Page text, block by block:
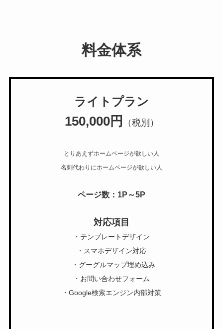
料金体系
ライトプラン
150,000円 （税別）
とりあえずホームページが欲しい人
名刺代わりにホームページが欲しい人
ページ数：1P～5P
対応項目
・テンプレートデザイン
・スマホデザイン対応
・グーグルマップ埋め込み
・お問い合わせフォーム
・Google検索エンジン内部対策